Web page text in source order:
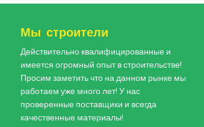
Мы строители
Действительно квалифицированные и
имеется огромный опыт в строительстве!
Просим заметить что на данном рынке мы
работаем уже много лет! У нас
проверенные поставщики и всегда
качественные материалы!